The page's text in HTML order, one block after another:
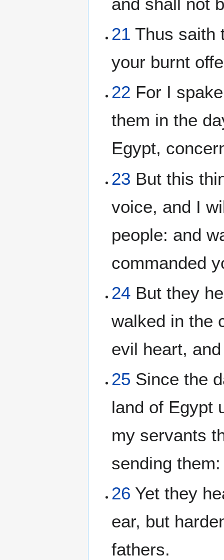
21 Thus saith
your burnt
22 For I
them in the
Egypt,
23 But this
voice, and I
people: and
commanded
24 But they
walked in the
evil heart,
25 Since the
land of Egypt
my servants
sending them:
26 Yet they
ear, but
fathers.